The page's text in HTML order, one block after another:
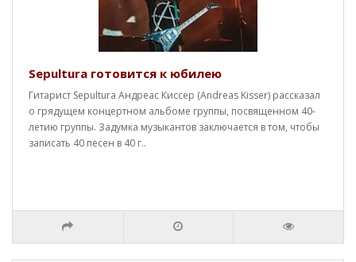
Sepultura готовится к юбилею
Гитарист Sepultura Андреас Киссер (Andreas Kisser) рассказал
о грядущем концертном альбоме группы, посвященном 40-
летию группы. Задумка музыкантов заключается в том, чтобы
записать 40 песен в 40 г..